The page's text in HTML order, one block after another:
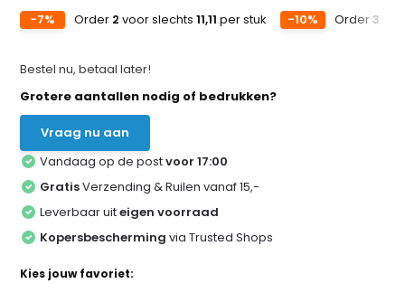
-7%
Order 2 voor slechts11,11 per stuk -10% Order3
Bestel nu, betaal later!
Grotere aantallen nodig of bedrukken?
Vraag nu aan
Vandaag op de postvoor 17:00
GratisVerzending & Ruilen vanaf 15,-
Leverbaar uiteigen voorraad
Kopersbescherming via Trusted Shops
Kies jouw favoriet: